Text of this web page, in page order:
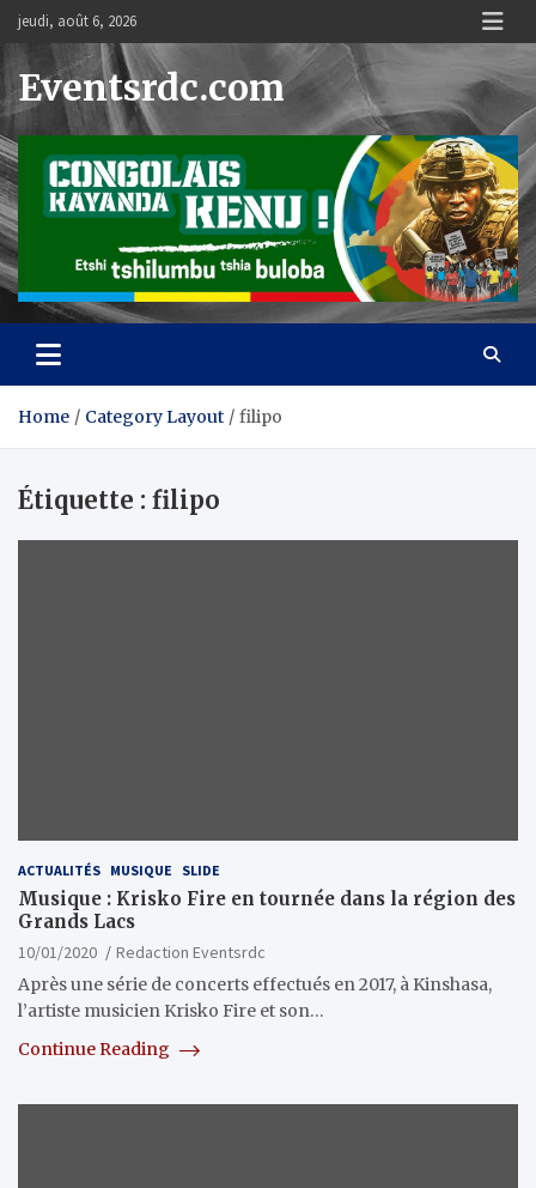
Skip
content
jeudi, août 6, 2026
Eventsrdc.com
Home Category Layout filipo
Étiquette : filipo
ACTUALITÉS MUSIQUE SLIDE
Musique : Krisko Fire en tournée dans la région des
Grands Lacs
10/01/2020
Redaction Eventsrdc
Après une série de concerts effectués en 2017, à Kinshasa,
l’artiste musicien Krisko Fire et son…
Continue Reading